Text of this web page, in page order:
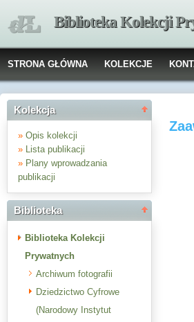
Biblioteka Kolekcji
STRONA GŁÓWNA KOLEKCJE
Kolekcja
» Opis kolekcji
» Lista publikacji
» Plany wprowadzania
publikacji
Biblioteka
Biblioteka Kolekcji
Prywatnych
Archiwum fotografii
Dziedzictwo Cyfrowe
(Narodowy Instytut